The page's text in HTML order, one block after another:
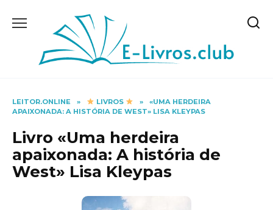
LEITOR.ONLINE » LIVROS »
«UMA HERDEIRA
APAIXONADA: A HISTÓRIA DE WEST» LISA KLEYPAS
Livro «Uma herdeira
apaixonada: A história de
West» Lisa Kleypas